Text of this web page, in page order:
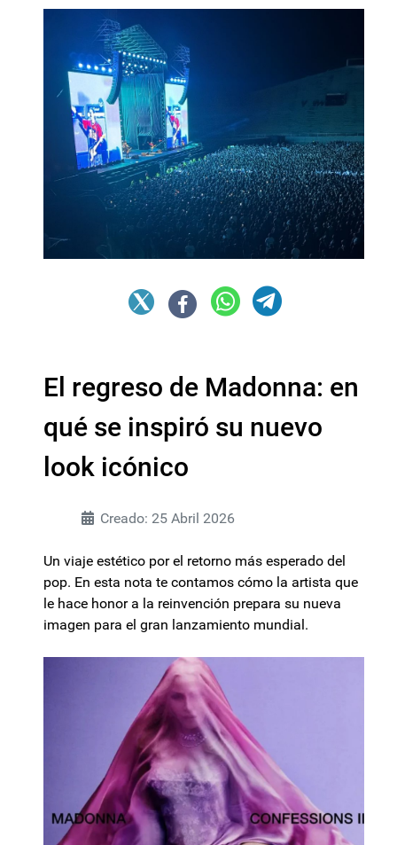
El regreso de Madonna: en
qué se inspiró su nuevo
look icónico
Creado: 25 Abril 2026
Un viaje estético por el retorno más esperado del
pop. En esta nota te contamos cómo la artista que
le hace honor a la reinvención prepara su nueva
imagen para el gran lanzamiento mundial.